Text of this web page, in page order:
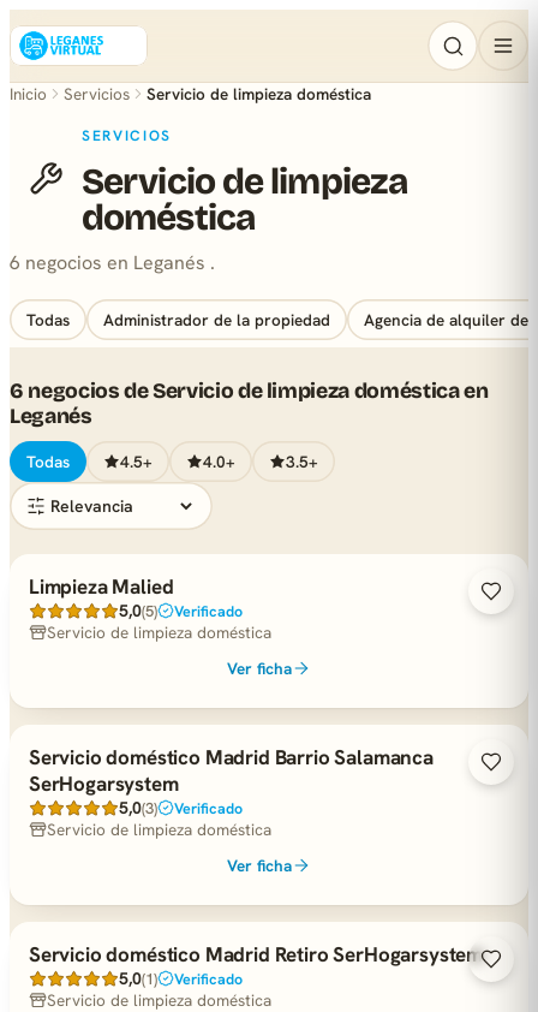
Inicio Servicios Servicio de limpieza doméstica
SERVICIOS
Servicio de limpieza
doméstica
6 negocios en Leganés .
Todas Administrador de la propiedad Agencia de alquiler de
6 negocios de Servicio de limpieza doméstica en
Leganés
Todas 4.5+ 4.0+ 3.5+
Limpieza Malied
5,0(5) Verificado
Servicio de limpieza doméstica
Ver ficha
Servicio doméstico Madrid Barrio Salamanca
SerHogarsystem
5,0(3) Verificado
Servicio de limpieza doméstica
Ver ficha
Servicio doméstico Madrid Retiro SerHogarsystem
5,0(1) Verificado
Servicio de limpieza doméstica